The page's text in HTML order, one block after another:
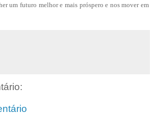
um futuro melhor e mais próspero e nos mover em